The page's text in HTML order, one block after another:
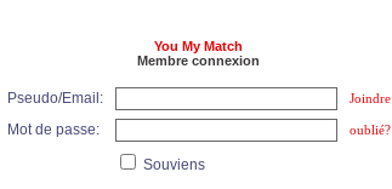
You My Match
Membre connexion
Pseudo/Email: Joindre
Mot de passe: oublié?
Souviens